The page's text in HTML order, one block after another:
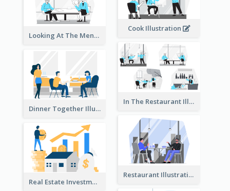
Cook Illustration
Looking At The Menu Illustration
In The Restaurant Illustration
Dinner Together Illustration
Restaurant Illustration
Real Estate Investment Illustration